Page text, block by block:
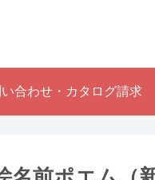
合わせ・カタログ請求